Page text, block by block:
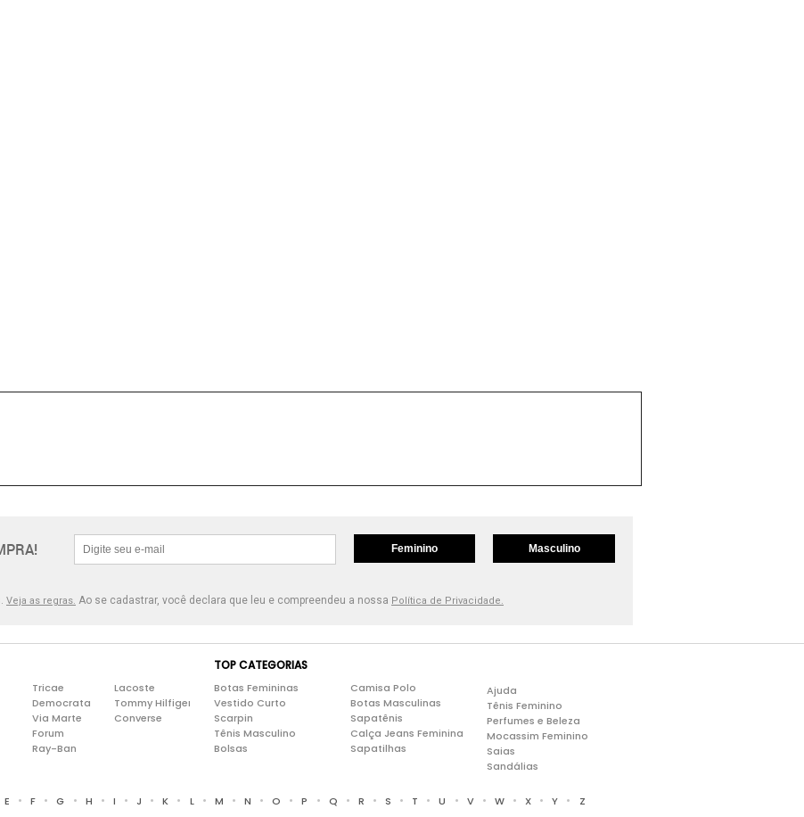
Feminino Masculino
Veja as regras. Ao se cadastrar, você declara que leu e compreendeu a nossa Política de Privacidade.
Tricae
Democrata
Via Marte
Forum
Ray-Ban
Lacoste
Tommy Hilfiger
Converse
TOP CATEGORIAS
Botas Femininas
Vestido Curto
Scarpin
Tênis Masculino
Bolsas
Camisa Polo
Botas Masculinas
Sapatênis
Calça Jeans Feminina
Sapatilhas
Ajuda
Tênis Feminino
Perfumes e Beleza
Mocassim Feminino
Saias
Sandálias
E • F • G • H • I • J • K • L • M • N • O • P • Q • R • S • T • U • V • W • X • Y • Z